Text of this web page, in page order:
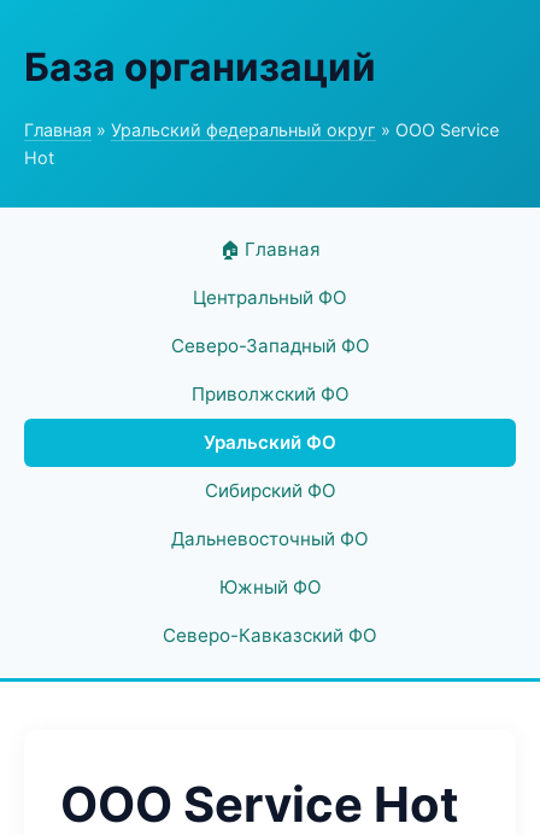
База организаций
Главная » Уральский федеральный округ » ООО Service
Hot
🏠 Главная
Центральный ФО
Северо-Западный ФО
Приволжский ФО
Уральский ФО
Сибирский ФО
Дальневосточный ФО
Южный ФО
Северо-Кавказский ФО
ООО Service Hot